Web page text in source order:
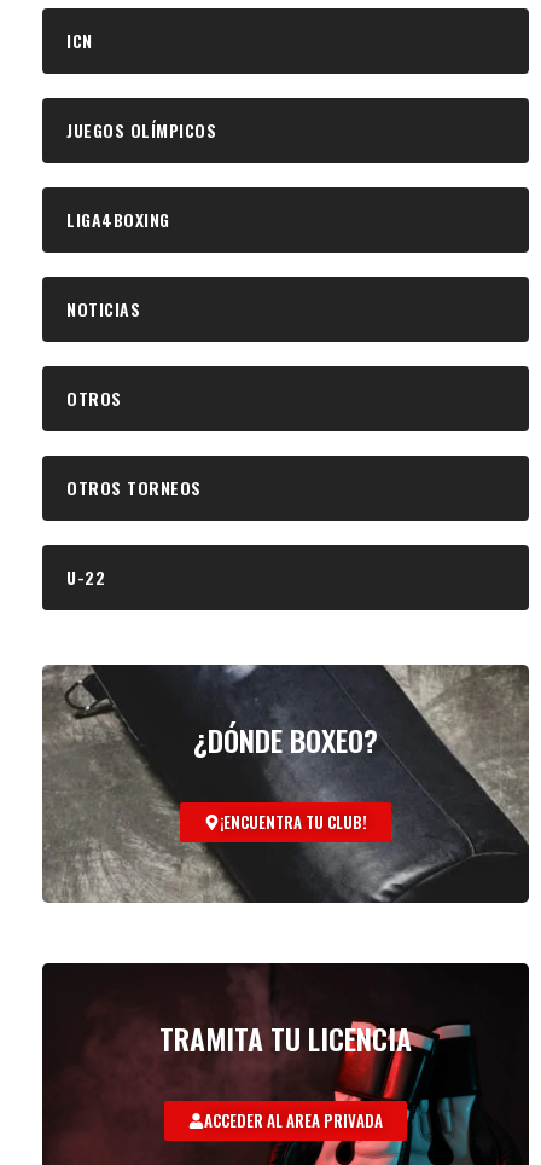
ICN
JUEGOS OLÍMPICOS
LIGA4BOXING
NOTICIAS
OTROS
OTROS TORNEOS
U-22
¿DÓNDE BOXEO?
¡ENCUENTRA TU CLUB!
TRAMITA TU LICENCIA
ACCEDER AL AREA PRIVADA